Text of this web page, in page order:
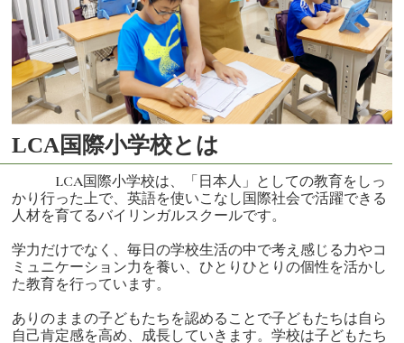
LCA国際小学校とは
LCA国際小学校は、「日本人」としての教育をしっ
かり行った上で、英語を使いこなし国際社会で活躍できる
人材を育てるバイリンガルスクールです。
学力だけでなく、毎日の学校生活の中で考え感じる力やコ
ミュニケーション力を養い、ひとりひとりの個性を活かし
た教育を行っています。
ありのままの子どもたちを認めることで子どもたちは自ら
自己肯定感を高め、成長していきます。学校は子どもたち